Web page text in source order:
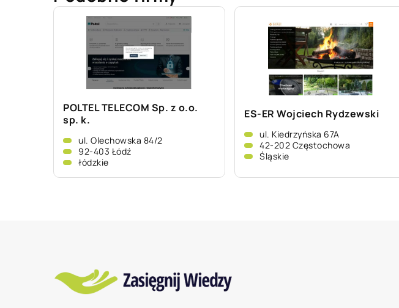
POLTEL TELECOM Sp. z o.o.
sp. k.
ul. Olechowska 84/2
92-403 Łódź
łódzkie
ES-ER Wojciech Rydzewski
ul. Kiedrzyńska 67A
42-202 Częstochowa
Śląskie